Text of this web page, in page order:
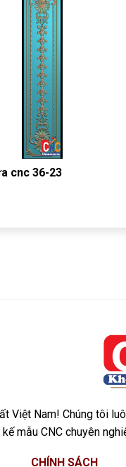
Ốp cột cửa cnc 36-23
Việt Nam! Chúng tôi
mẫu CNC chuyên
CHÍNH SÁCH